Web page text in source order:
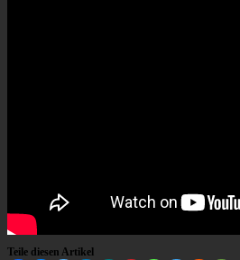
Teile diesen Artikel